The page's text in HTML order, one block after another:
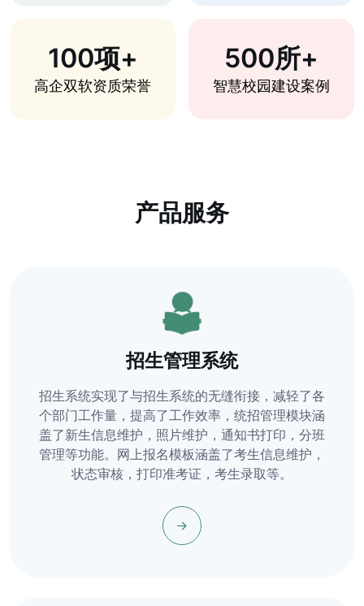
100项+
高企双软资质荣誉
500所+
智慧校园建设案例
产品服务
招生管理系统
招生系统实现了与招生系统的无缝衔接，减轻了各
个部门工作量，提高了工作效率，统招管理模块涵
盖了新生信息维护，照片维护，通知书打印，分班
管理等功能。网上报名模板涵盖了考生信息维护，
状态审核，打印准考证，考生录取等。